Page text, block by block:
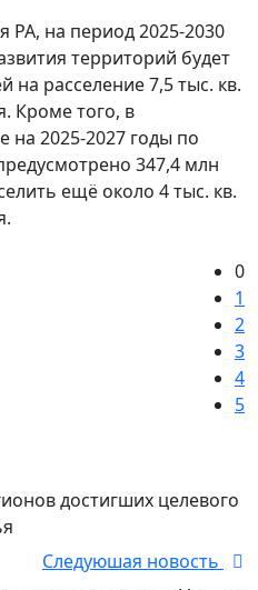
на период 2025-2030
территорий будет
на расселение 7,5 тыс. кв.
Кроме того, в
на 2025-2027 годы по
347,4 млн
ещё около 4 тыс. кв.
0
1
2
3
4
5
достигших целевого
Следуюшая новость